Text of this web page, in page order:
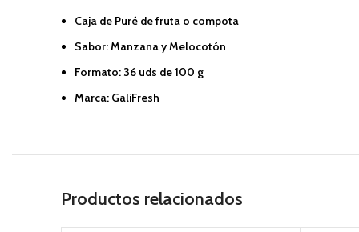
Caja de Puré de fruta o compota
Sabor: Manzana y Melocotón
Formato: 36 uds de 100 g
Marca: GaliFresh
Productos relacionados